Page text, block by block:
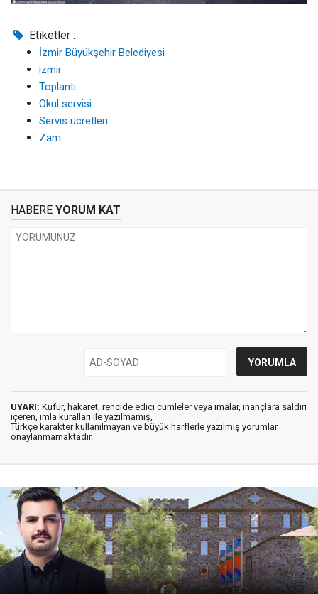
Etiketler :
İzmir Büyükşehir Belediyesi
izmir
Toplantı
Okul servisi
Servis ücretleri
Zam
HABERE YORUM KAT
UYARI: Küfür, hakaret, rencide edici cümleler veya imalar, inançlara saldırı
içeren, imla kuralları ile yazılmamış,
Türkçe karakter kullanılmayan ve büyük harflerle yazılmış yorumlar
onaylanmamaktadır.